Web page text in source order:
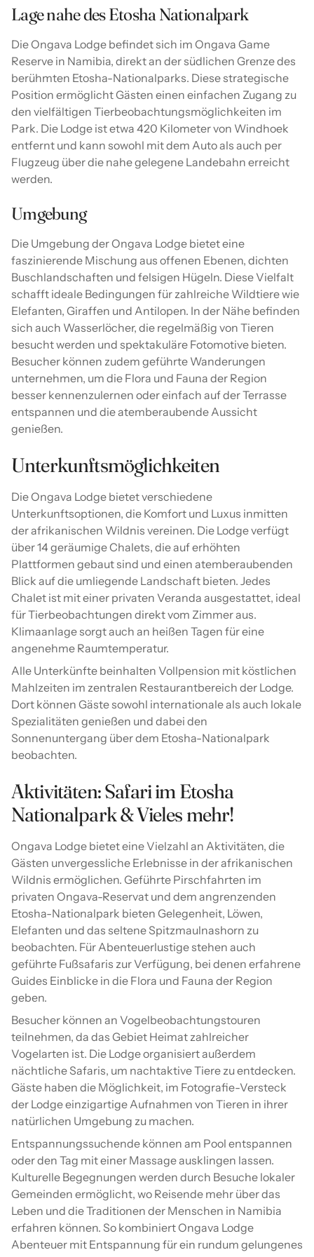
Lage nahe des Etosha Nationalpark
Die Ongava Lodge befindet sich im Ongava Game
Reserve in Namibia, direkt an der südlichen Grenze des
berühmten Etosha-Nationalparks. Diese strategische
Position ermöglicht Gästen einen einfachen Zugang zu
den vielfältigen Tierbeobachtungsmöglichkeiten im
Park. Die Lodge ist etwa 420 Kilometer von Windhoek
entfernt und kann sowohl mit dem Auto als auch per
Flugzeug über die nahe gelegene Landebahn erreicht
werden.
Umgebung
Die Umgebung der Ongava Lodge bietet eine
faszinierende Mischung aus offenen Ebenen, dichten
Buschlandschaften und felsigen Hügeln. Diese Vielfalt
schafft ideale Bedingungen für zahlreiche Wildtiere wie
Elefanten, Giraffen und Antilopen. In der Nähe befinden
sich auch Wasserlöcher, die regelmäßig von Tieren
besucht werden und spektakuläre Fotomotive bieten.
Besucher können zudem geführte Wanderungen
unternehmen, um die Flora und Fauna der Region
besser kennenzulernen oder einfach auf der Terrasse
entspannen und die atemberaubende Aussicht
genießen.
Unterkunftsmöglichkeiten
Die Ongava Lodge bietet verschiedene
Unterkunftsoptionen, die Komfort und Luxus inmitten
der afrikanischen Wildnis vereinen. Die Lodge verfügt
über 14 geräumige Chalets, die auf erhöhten
Plattformen gebaut sind und einen atemberaubenden
Blick auf die umliegende Landschaft bieten. Jedes
Chalet ist mit einer privaten Veranda ausgestattet, ideal
für Tierbeobachtungen direkt vom Zimmer aus.
Klimaanlage sorgt auch an heißen Tagen für eine
angenehme Raumtemperatur.
Alle Unterkünfte beinhalten Vollpension mit köstlichen
Mahlzeiten im zentralen Restaurantbereich der Lodge.
Dort können Gäste sowohl internationale als auch lokale
Spezialitäten genießen und dabei den
Sonnenuntergang über dem Etosha-Nationalpark
beobachten.
Aktivitäten: Safari im Etosha
Nationalpark & Vieles mehr!
Ongava Lodge bietet eine Vielzahl an Aktivitäten, die
Gästen unvergessliche Erlebnisse in der afrikanischen
Wildnis ermöglichen. Geführte Pirschfahrten im
privaten Ongava-Reservat und dem angrenzenden
Etosha-Nationalpark bieten Gelegenheit, Löwen,
Elefanten und das seltene Spitzmaulnashorn zu
beobachten. Für Abenteuerlustige stehen auch
geführte Fußsafaris zur Verfügung, bei denen erfahrene
Guides Einblicke in die Flora und Fauna der Region
geben.
Besucher können an Vogelbeobachtungstouren
teilnehmen, da das Gebiet Heimat zahlreicher
Vogelarten ist. Die Lodge organisiert außerdem
nächtliche Safaris, um nachtaktive Tiere zu entdecken.
Gäste haben die Möglichkeit, im Fotografie-Versteck
der Lodge einzigartige Aufnahmen von Tieren in ihrer
natürlichen Umgebung zu machen.
Entspannungssuchende können am Pool entspannen
oder den Tag mit einer Massage ausklingen lassen.
Kulturelle Begegnungen werden durch Besuche lokaler
Gemeinden ermöglicht, wo Reisende mehr über das
Leben und die Traditionen der Menschen in Namibia
erfahren können. So kombiniert Ongava Lodge
Abenteuer mit Entspannung für ein rundum gelungenes